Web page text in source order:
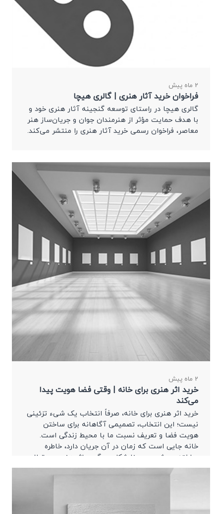
2 ماه پیش
فراخوان خرید آثار هنری | گالری هیچا
گالری هیچا در راستای توسعه گنجینه آثار هنری خود و
با هدف حمایت مؤثر از هنرمندان جوان و جریان‌ساز هنر
معاصر، فراخوان رسمی خرید آثار هنری را منتشر می‌کند.
2 ماه پیش
خرید اثر هنری برای خانه | وقتی فضا هویت پیدا
می‌کند
خرید اثر هنری برای خانه، صرفاً انتخاب یک شیء تزئینی
نیست؛ این انتخاب، تصمیمی آگاهانه برای ساختن
هویت فضا و تعریف نسبت ما با محیط زندگی است.
خانه جایی است که زمان در آن جریان دارد، خاطره
ساخته می‌شود و معنا شکل می‌گیرد. اثر هنری می‌تواند
این تجربه را عمیق‌تر کند و خانه را از یک فضای خنثی به